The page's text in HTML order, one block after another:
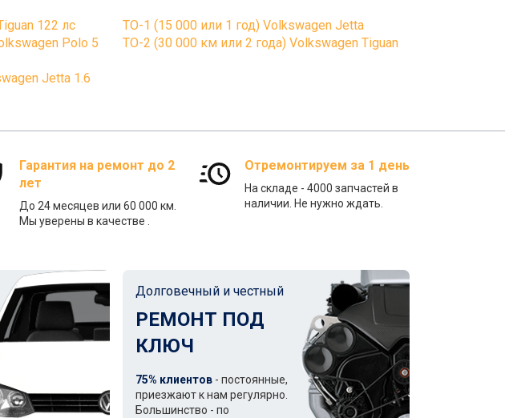
122 лс
Polo 5
ТО-1 (15 000 или 1 год) Volkswagen Jetta
ТО-2 (30 000 км или 2 года) Volkswagen Tiguan
Jetta 1.6
Гарантия на ремонт до 2
лет
До 24 месяцев или 60 000 км.
Мы уверены в качестве .
Отремонтируем за 1 день
На складе - 4000 запчастей в
наличии. Не нужно ждать.
Долговечный и честный
РЕМОНТ ПОД
КЛЮЧ
75% клиентов - постоянные,
приезжают к нам регулярно.
Большинство - по